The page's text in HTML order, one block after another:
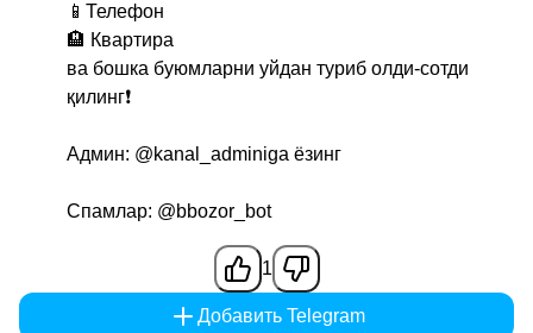
📱Телефон
🏨 Квартира
ва бошка буюмларни уйдан туриб олди-сотди
қилинг❗️
Админ: @kanal_adminiga ёзинг
Спамлар: @bbozor_bot
1
Добавить Telegram